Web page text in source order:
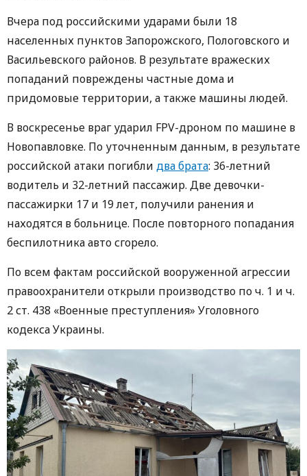
Вчера под российскими ударами были 18
населенных пунктов Запорожского, Пологовского и
Васильевского районов. В результате вражеских
попаданий повреждены частные дома и
придомовые территории, а также машины людей.
В воскресенье враг ударил FPV-дроном по машине в
Новопавловке. По уточненным данным, в результате
российской атаки погибли два брата: 36-летний
водитель и 32-летний пассажир. Две девочки-
пассажирки 17 и 19 лет, получили ранения и
находятся в больнице. После повторного попадания
беспилотника авто сгорело.
По всем фактам российской вооруженной агрессии
правоохранители открыли производство по ч. 1 и ч.
2 ст. 438 «Военные преступления» Уголовного
кодекса Украины.